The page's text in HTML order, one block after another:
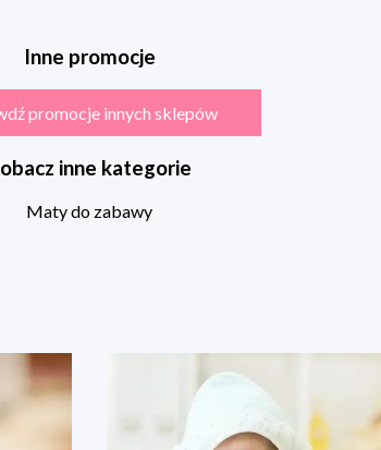
Inne promocje
promocje innych sklepów
inne kategorie
Maty do zabawy